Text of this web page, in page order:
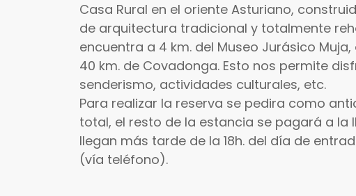
Casa Rural en el oriente Asturiano,
de arquitectura tradicional y totalmente
encuentra a 4 km. del Museo Jurásico
40 km. de Covadonga. Esto nos permite
senderismo, actividades culturales, etc.
Para realizar la reserva se pedira como
total, el resto de la estancia se pagará a la
llegan más tarde de la 18h. del día de
(vía teléfono).